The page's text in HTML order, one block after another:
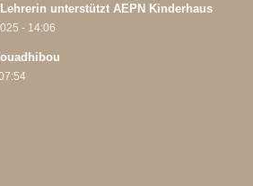
unterstützt AEPN Kinderhaus
- 14:06